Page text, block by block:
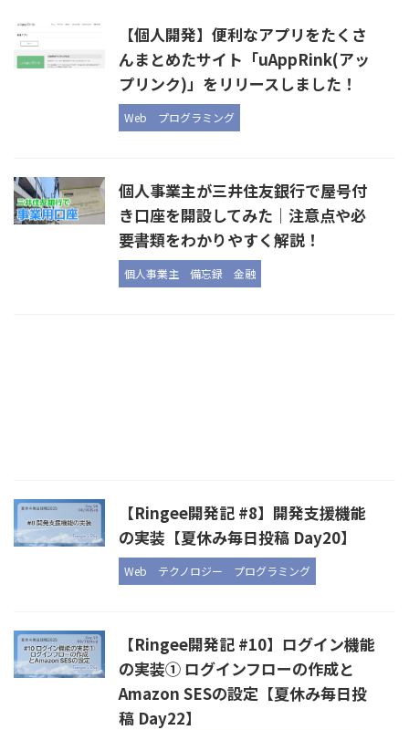
【個人開発】便利なアプリをたくさ
んまとめたサイト「uAppRink(アッ
プリンク)」をリリースしました！
Web プログラミング
個人事業主が三井住友銀行で屋号付
き口座を開設してみた｜注意点や必
要書類をわかりやすく解説！
個人事業主 備忘録 金融
【Ringee開発記 #8】開発支援機能
の実装【夏休み毎日投稿 Day20】
Web テクノロジー プログラミング
【Ringee開発記 #10】ログイン機能
の実装① ログインフローの作成と
Amazon SESの設定【夏休み毎日投
稿 Day22】